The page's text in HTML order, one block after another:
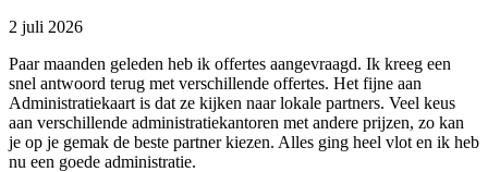
2 juli 2026
Paar maanden geleden heb ik offertes aangevraagd. Ik kreeg een
snel antwoord terug met verschillende offertes. Het fijne aan
Administratiekaart is dat ze kijken naar lokale partners. Veel keus
aan verschillende administratiekantoren met andere prijzen, zo kan
je op je gemak de beste partner kiezen. Alles ging heel vlot en ik heb
nu een goede administratie.